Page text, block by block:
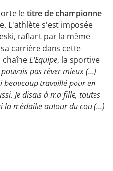
letitre de championne
L'athlète s'est imposée
raflant par la même
carrière dans cette
chaîneL'Equipe, la sportive
pouvais pas rêver mieux (...)
beaucoup travaillé pour en
Je disais à ma fille, toutes
la médaille autour du cou (...)